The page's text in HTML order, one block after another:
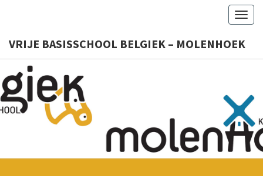
VRIJE BASISSCHOOL BELGIEK – MOLENHOEK